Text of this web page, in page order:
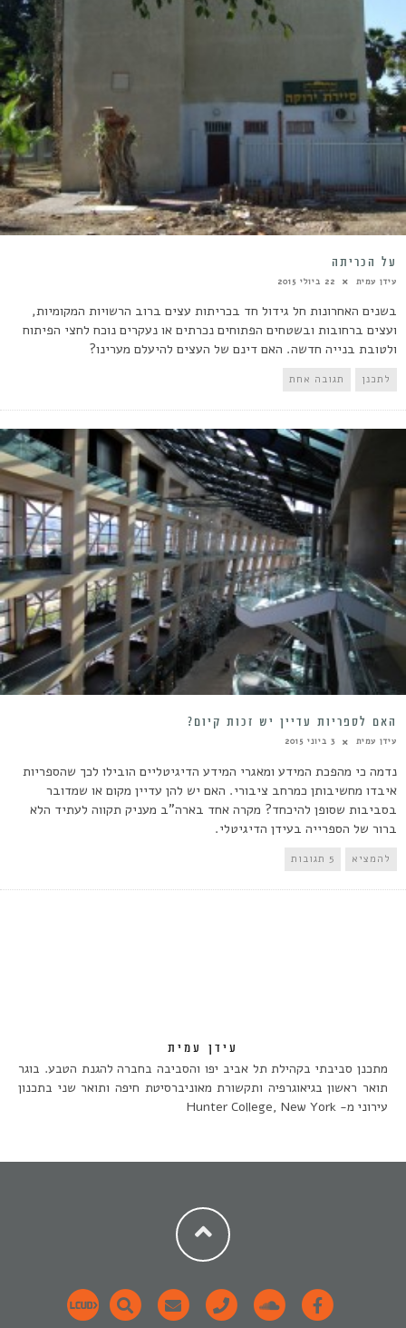
על הכריתה
עידן עמית 22 ביולי 2015
בשנים האחרונות חל גידול חד בכריתות עצים ברוב הרשויות המקומיות,
ועצים ברחובות ובשטחים הפתוחים נכרתים או נעקרים נוכח לחצי הפיתוח
ולטובת בנייה חדשה. האם דינם של העצים להיעלם מערינו?
לתכנן תגובה אחת
האם לספריות עדיין יש זכות קיום?
עידן עמית 3 ביוני 2015
נדמה כי מהפכת המידע ומאגרי המידע הדיגיטליים הובילו לכך שהספריות
איבדו מחשיבותן כמרחב ציבורי. האם יש להן עדיין מקום או שמדובר
בסביבות שסופן להיכחד? מקרה אחד בארה"ב מעניק תקווה לעתיד הלא
ברור של הספרייה בעידן הדיגיטלי.
להמציא 5 תגובות
עידן עמית
מתכנן סביבתי בקהילת תל אביב יפו והסביבה בחברה להגנת הטבע. בוגר
תואר ראשון בגיאוגרפיה ותקשורת מאוניברסיטת חיפה ותואר שני בתכנון
עירוני מ- Hunter College, New York